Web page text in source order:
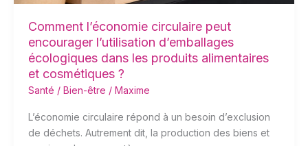
Comment l’économie circulaire peut
encourager l’utilisation d’emballages
écologiques dans les produits alimentaires
et cosmétiques ?
Santé / Bien-être / Maxime
L’économie circulaire répond à un besoin d’exclusion
de déchets. Autrement dit, la production des biens et
alimentaires
et
cosmétiques
?